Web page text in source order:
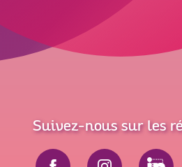
Suivez-nous sur les